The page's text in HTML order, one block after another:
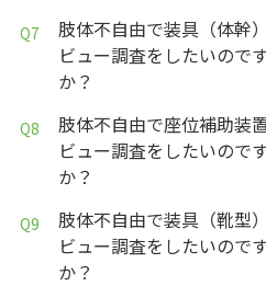
肢体不自由で装具（体幹
ビュー調査をしたいので
か？
肢体不自由で座位補助装
ビュー調査をしたいので
か？
肢体不自由で装具（靴型
ビュー調査をしたいので
か？